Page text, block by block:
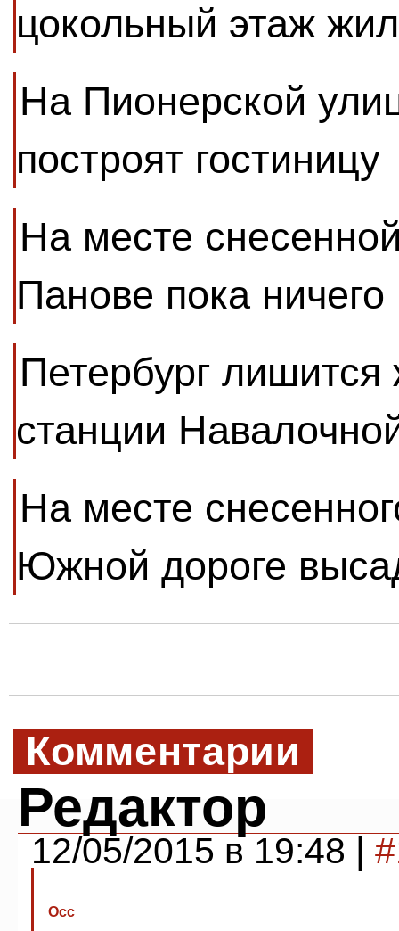
цокольный этаж
На Пионерской
построят гостиницу
На месте
Панове пока ничего
Петербург
станции
На месте
Южной дороге
Комментарии
Редактор
12/05/2015 в 19:48 |
Осс